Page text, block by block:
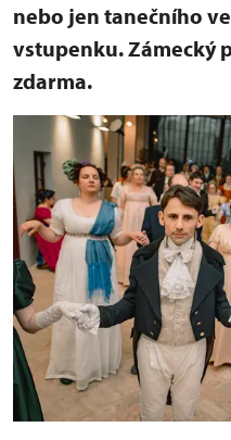
nebo jen tanečního
vstupenku. Zámecký
zdarma.